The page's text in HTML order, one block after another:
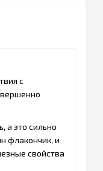
с
а это сильно
флакончик, и
свойства